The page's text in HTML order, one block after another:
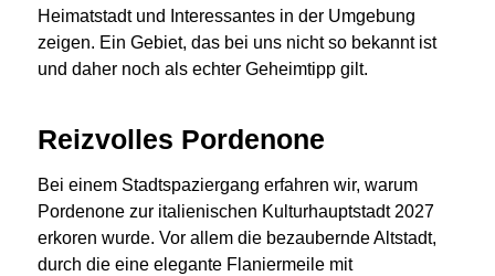
Heimatstadt und Interessantes in der Umgebung
zeigen. Ein Gebiet, das bei uns nicht so bekannt ist
und daher noch als echter Geheimtipp gilt.
Reizvolles Pordenone
Bei einem Stadtspaziergang erfahren wir, warum
Pordenone zur italienischen Kulturhauptstadt 2027
erkoren wurde. Vor allem die bezaubernde Altstadt,
durch die eine elegante Flaniermeile mit